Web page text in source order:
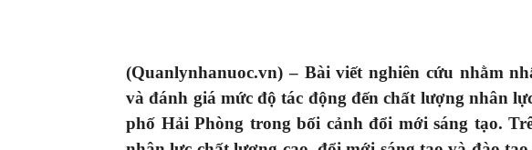
(Quanlynhanuoc.vn) – Bài viết nghiên cứu nhằm
và đánh giá mức độ tác động đến chất lượng nhân
phố Hải Phòng trong bối cảnh đổi mới sáng tạo.